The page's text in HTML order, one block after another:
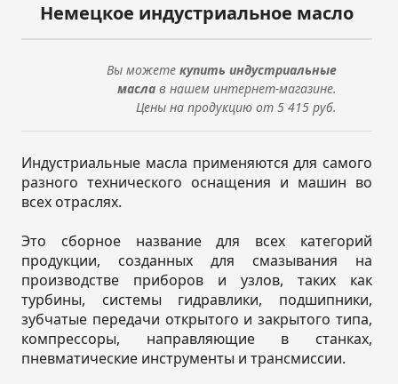
Немецкое индустриальное масло
Вы можете купить индустриальные
масла в нашем интернет-магазине.
Цены на продукцию от 5 415 руб.
Индустриальные масла применяются для самого
разного технического оснащения и машин во
всех отраслях.
Это сборное название для всех категорий
продукции, созданных для смазывания на
производстве приборов и узлов, таких как
турбины, системы гидравлики, подшипники,
зубчатые передачи открытого и закрытого типа,
компрессоры, направляющие в станках,
пневматические инструменты и трансмиссии.